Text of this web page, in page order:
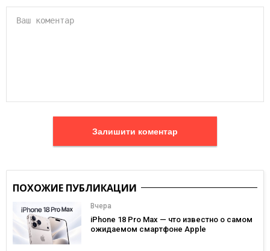
Залишити коментар
ПОХОЖИЕ ПУБЛИКАЦИИ
Вчера
iPhone 18 Pro Max — что известно о самом
ожидаемом смартфоне Apple